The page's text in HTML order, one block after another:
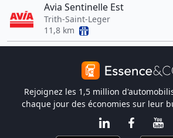
Avia Sentinelle Est
Trith-Saint-Leger
11,8 km
Rejoignez les 1,5 million
chaque jour des économies sur leur